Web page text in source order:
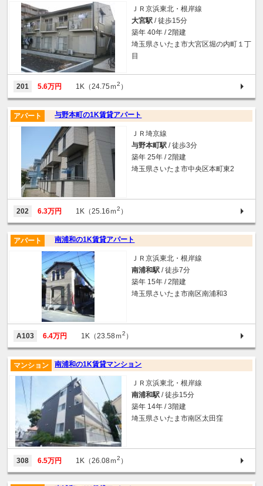
ＪＲ京浜東北・根岸線
大宮駅 / 徒歩15分
築年 40年 / 2階建
埼玉県さいたま市大宮区堀の内町１丁
目
201 5.6万円 1K（24.75ｍ2 ）
与野本町の1K賃貸アパート
アパート
ＪＲ埼京線
与野本町駅 / 徒歩3分
築年 25年 / 2階建
埼玉県さいたま市中央区本町東2
202 6.3万円 1K（25.16ｍ2 ）
南浦和の1K賃貸アパート
アパート
ＪＲ京浜東北・根岸線
南浦和駅 / 徒歩7分
築年 15年 / 2階建
埼玉県さいたま市南区南浦和3
A103 6.4万円 1K（23.58ｍ2 ）
南浦和の1K賃貸マンション
マンション
ＪＲ京浜東北・根岸線
南浦和駅 / 徒歩15分
築年 14年 / 3階建
埼玉県さいたま市南区太田窪
308 6.5万円 1K（26.08ｍ2 ）